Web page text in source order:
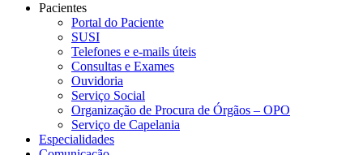
Pacientes
Portal do Paciente
SUSI
Telefones e e-mails úteis
Consultas e Exames
Ouvidoria
Serviço Social
Organização de Procura de Órgãos – OPO
Serviço de Capelania
Especialidades